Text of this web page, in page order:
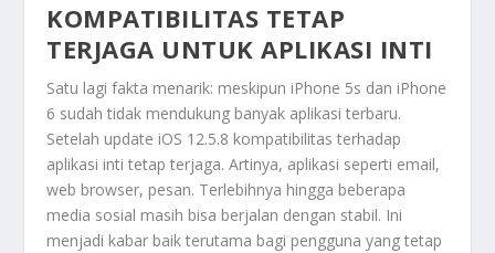
KOMPATIBILITAS TETAP
TERJAGA UNTUK APLIKASI INTI
Satu lagi fakta menarik: meskipun iPhone 5s dan iPhone
6 sudah tidak mendukung banyak aplikasi terbaru.
Setelah update iOS 12.5.8 kompatibilitas terhadap
aplikasi inti tetap terjaga. Artinya, aplikasi seperti email,
web browser, pesan. Terlebihnya hingga beberapa
media sosial masih bisa berjalan dengan stabil. Ini
menjadi kabar baik terutama bagi pengguna yang tetap